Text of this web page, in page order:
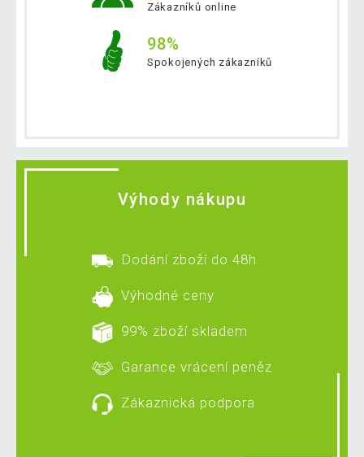
Zákazníků online
98%
Spokojených zákazníků
Výhody nákupu
Dodání zboží do 48h
Výhodné ceny
99% zboží skladem
Garance vrácení peněz
Zákaznická podpora